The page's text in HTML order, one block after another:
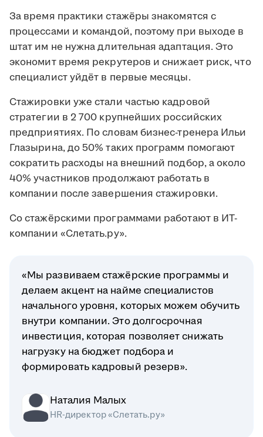
За время практики стажёры знакомятся с
процессами и командой, поэтому при выходе в
штат им не нужна длительная адаптация. Это
экономит время рекрутеров и снижает риск, что
специалист уйдёт в первые месяцы.
Стажировки уже стали частью кадровой
стратегии в 2 700 крупнейших российских
предприятиях. По словам бизнес-тренера Ильи
Глазырина, до 50% таких программ помогают
сократить расходы на внешний подбор, а около
40% участников продолжают работать в
компании после завершения стажировки.
Со стажёрскими программами работают в ИТ-
компании «Слетать.ру».
«Мы развиваем стажёрские программы и
делаем акцент на найме специалистов
начального уровня, которых можем обучить
внутри компании. Это долгосрочная
инвестиция, которая позволяет снижать
нагрузку на бюджет подбора и
формировать кадровый резерв».
Наталия Малых
HR-директор «Слетать.ру»